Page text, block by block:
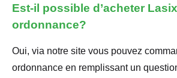
Est-il possible d’acheter
ordonnance?
Oui, via notre site vous pouvez
ordonnance en remplissant un